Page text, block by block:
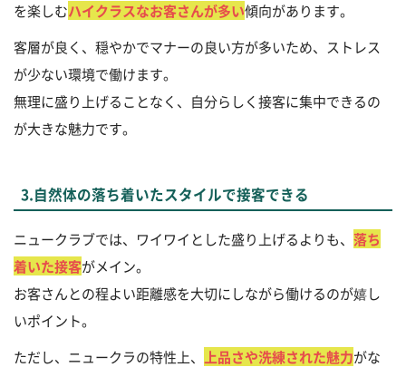
を楽しむハイクラスなお客さんが多い傾向があります。
客層が良く、穏やかでマナーの良い方が多いため、ストレス
が少ない環境で働けます。
無理に盛り上げることなく、自分らしく接客に集中できるの
が大きな魅力です。
3.自然体の落ち着いたスタイルで接客できる
ニュークラブでは、ワイワイとした盛り上げるよりも、 落ち
着いた接客がメイン。
お客さんとの程よい距離感を大切にしながら働けるのが嬉し
いポイント。
ただし、ニュークラの特性上、
上品さや洗練された魅力がな